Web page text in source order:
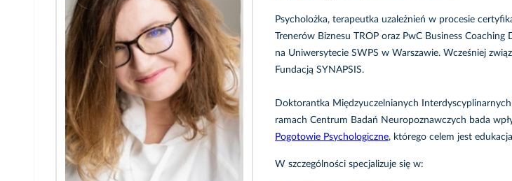
Psycholożka, terapeutka uzależnień w procesie
Trenerów Biznesu TROP oraz PwC Business
na Uniwersytecie SWPS w Warszawie. Wcześniej
Fundacją SYNAPSIS.
Doktorantka Międzyuczelnianych
ramach Centrum Badań Neuropoznawczych bada
Pogotowie Psychologiczne, którego celem jest
W szczególności specjalizuje się w: